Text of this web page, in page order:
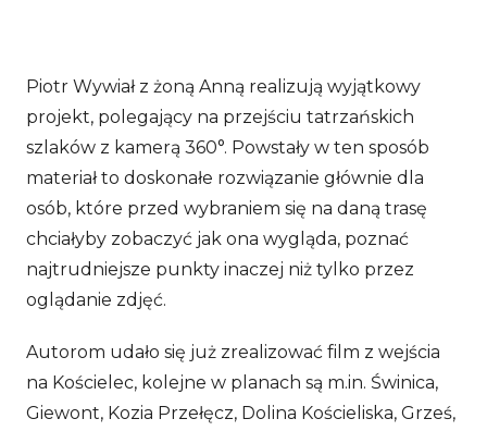
Piotr Wywiał z żoną Anną realizują wyjątkowy
projekt, polegający na przejściu tatrzańskich
szlaków z kamerą 360°. Powstały w ten sposób
materiał to doskonałe rozwiązanie głównie dla
osób, które przed wybraniem się na daną trasę
chciałyby zobaczyć jak ona wygląda, poznać
najtrudniejsze punkty inaczej niż tylko przez
oglądanie zdjęć.
Autorom udało się już zrealizować film z wejścia
na Kościelec, kolejne w planach są m.in. Świnica,
Giewont, Kozia Przełęcz, Dolina Kościeliska, Grześ,